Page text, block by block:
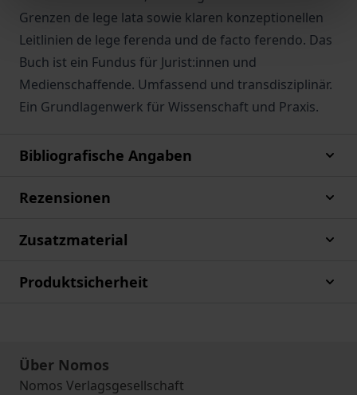
Grenzen de lege lata sowie klaren konzeptionellen
Leitlinien de lege ferenda und de facto ferendo. Das
Buch ist ein Fundus für Jurist:innen und
Medienschaffende. Umfassend und transdisziplinär.
Ein Grundlagenwerk für Wissenschaft und Praxis.
Bibliografische Angaben
Rezensionen
Zusatzmaterial
Produktsicherheit
Über Nomos
Nomos Verlagsgesellschaft